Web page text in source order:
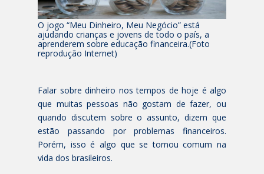
O jogo “Meu Dinheiro, Meu Negócio” está
ajudando crianças e jovens de todo o país, a
aprenderem sobre educação financeira.(Foto
reprodução Internet)
Falar sobre dinheiro nos tempos de hoje é algo
que muitas pessoas não gostam de fazer, ou
quando discutem sobre o assunto, dizem que
estão passando por problemas financeiros.
Porém, isso é algo que se tornou comum na
vida dos brasileiros.